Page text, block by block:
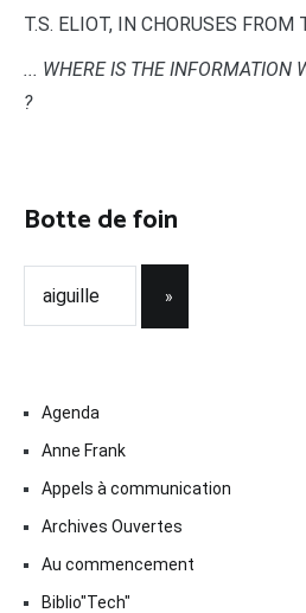
T.S. ELIOT, IN CHORUSES FROM
... WHERE IS THE INFORMATION
?
Botte de foin
Agenda
Anne Frank
Appels à communication
Archives Ouvertes
Au commencement
Biblio"Tech"